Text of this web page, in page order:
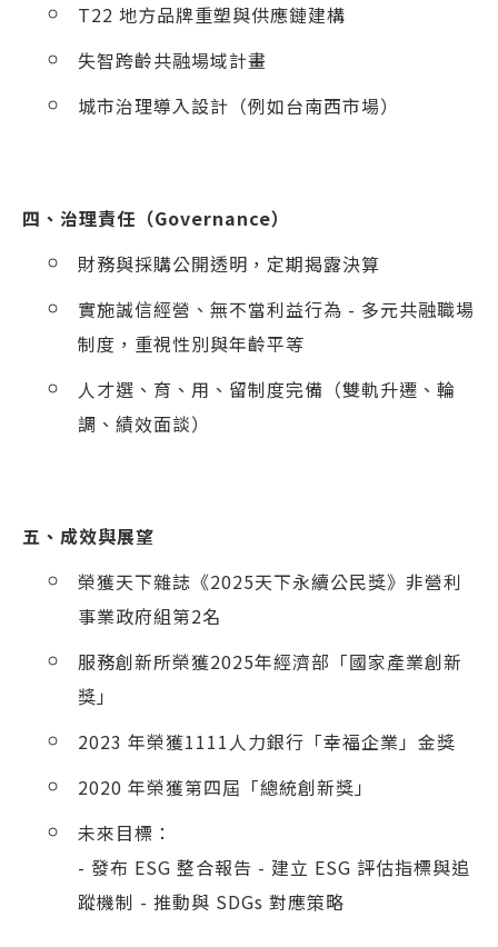
T22 地方品牌重塑與供應鏈建構
失智跨齡共融場域計畫
城市治理導入設計（例如台南西市場）
四、治理責任（Governance）
財務與採購公開透明，定期揭露決算
實施誠信經營、無不當利益行為 - 多元共融職場
制度，重視性別與年齡平等
人才選、育、用、留制度完備（雙軌升遷、輪
調、績效面談）
五、成效與展望
榮獲天下雜誌《2025天下永續公民獎》非營利
事業政府組第2名
服務創新所榮獲2025年經濟部「國家產業創新
獎」
2023 年榮獲1111人力銀行「幸福企業」金獎
2020 年榮獲第四屆「總統創新獎」
未來目標：
- 發布 ESG 整合報告 - 建立 ESG 評估指標與追
蹤機制 - 推動與 SDGs 對應策略